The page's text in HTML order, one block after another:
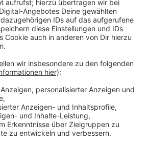
(SFC)
eine Ohrfeige verpasst, ist
Zeichen. Dass man damit aber
erlangen kann, zeigt de "Slap
die es seit ein paar Jahren
Männer schlagen sich
flachen Hand ins Gesicht, bis einer
Wie das aussieht, könnt ihr